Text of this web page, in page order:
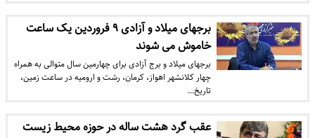
برجهای میلاد و آزادی ۹ فروردین یک ساعت
خاموش می شوند
برجهای میلاد و برج آزادی برای چهارمین سال متوالی به همراه
چهار کلانشهر اهواز، کرمان، رشت و ارومیه در ساعت زمین،
تاریخ…
عقب گرد هشت ساله در حوزه محیط زیست